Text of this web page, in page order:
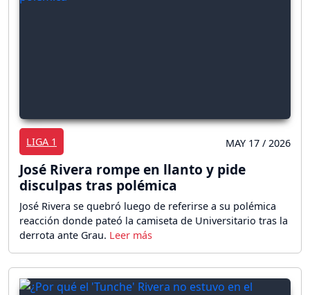
LIGA 1 MAY 17 / 2026
José Rivera rompe en llanto y pide
disculpas tras polémica
José Rivera se quebró luego de referirse a su polémica
reacción donde pateó la camiseta de Universitario tras la
derrota ante Grau.